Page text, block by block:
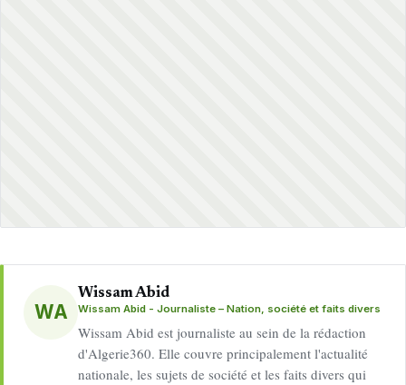
WA
Wissam Abid
Wissam Abid - Journaliste – Nation, société et faits divers
Wissam Abid est journaliste au sein de la rédaction
d'Algerie360. Elle couvre principalement l'actualité
nationale, les sujets de société et les faits divers qui